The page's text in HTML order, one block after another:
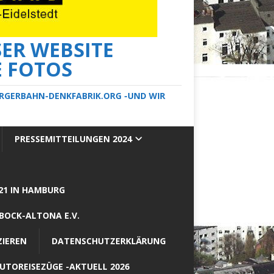
WEBSITE
DENKFABRIK.ORG -UND WIR
PRESSEMITTEILUNGEN 2024
IN HAMBURG
ALTONA E.V.
DATENSCHUTZERKLÄRUNG
-AKTUELL 2026